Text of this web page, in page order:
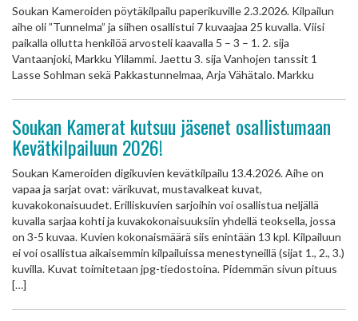
Soukan Kameroiden pöytäkilpailu paperikuville 2.3.2026. Kilpailun
aihe oli ”Tunnelma” ja siihen osallistui 7 kuvaajaa 25 kuvalla. Viisi
paikalla ollutta henkilöä arvosteli kaavalla 5 – 3 – 1. 2. sija
Vantaanjoki, Markku Ylilammi. Jaettu 3. sija Vanhojen tanssit 1
Lasse Sohlman sekä Pakkastunnelmaa, Arja Vähätalo. Markku
Soukan Kamerat kutsuu jäsenet osallistumaan
Kevätkilpailuun 2026!
Soukan Kameroiden digikuvien kevätkilpailu 13.4.2026. Aihe on
vapaa ja sarjat ovat: värikuvat, mustavalkeat kuvat,
kuvakokonaisuudet. Erilliskuvien sarjoihin voi osallistua neljällä
kuvalla sarjaa kohti ja kuvakokonaisuuksiin yhdellä teoksella, jossa
on 3-5 kuvaa. Kuvien kokonaismäärä siis enintään 13 kpl. Kilpailuun
ei voi osallistua aikaisemmin kilpailuissa menestyneillä (sijat 1., 2., 3.)
kuvilla. Kuvat toimitetaan jpg-tiedostoina. Pidemmän sivun pituus
[…]